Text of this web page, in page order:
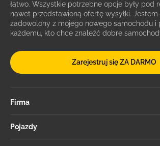
łatwo. Wszystkie potrzebne opcje były pod
nawet przedstawioną ofertę wysyłki.
zadowolony z mojego nowego samochodu i
każdemu, kto chce znaleźć dobre
Zarejestruj się ZA DARMO
Firma
Pojazdy